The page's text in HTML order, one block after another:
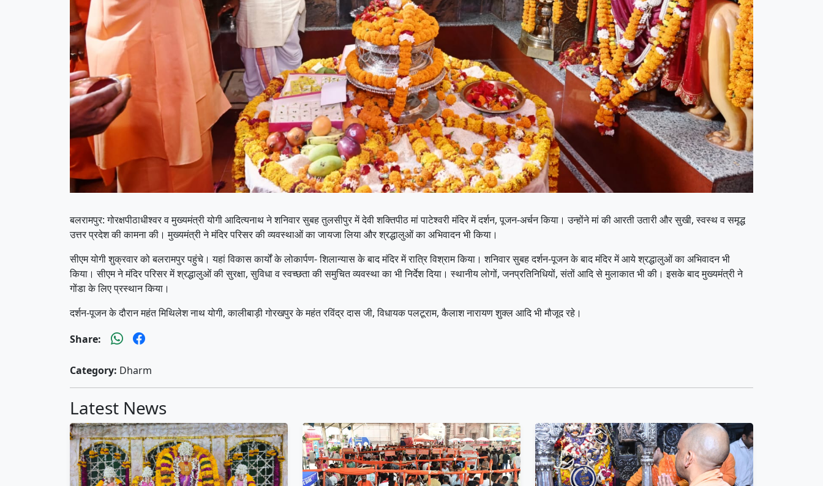
बलरामपुर: गोरक्षपीठाधीश्वर व मुख्यमंत्री योगी आदित्यनाथ ने शनिवार सुबह तुलसीपुर में देवी शक्तिपीठ मां पाटेश्वरी मंदिर में दर्शन, पूजन-अर्चन किया। उन्होंने मां की आरती उतारी और सुखी, स्वस्थ व समृद्ध
उत्तर प्रदेश की कामना की। मुख्यमंत्री ने मंदिर परिसर की व्यवस्थाओं का जायजा लिया और श्रद्धालुओं का अभिवादन भी किया।
सीएम योगी शुक्रवार को बलरामपुर पहुंचे। यहां विकास कार्यों के लोकार्पण- शिलान्यास के बाद मंदिर में रात्रि विश्राम किया। शनिवार सुबह दर्शन-पूजन के बाद मंदिर में आये श्रद्धालुओं का अभिवादन भी
किया। सीएम ने मंदिर परिसर में श्रद्धालुओं की सुरक्षा, सुविधा व स्वच्छता की समुचित व्यवस्था का भी निर्देश दिया। स्थानीय लोगों, जनप्रतिनिधियों, संतों आदि से मुलाकात भी की। इसके बाद मुख्यमंत्री ने
गोंडा के लिए प्रस्थान किया।
दर्शन-पूजन के दौरान महंत मिथिलेश नाथ योगी, कालीबाड़ी गोरखपुर के महंत रविंद्र दास जी, विधायक पलटूराम, कैलाश नारायण शुक्ल आदि भी मौजूद रहे।
Share:
Category: Dharm
Latest News